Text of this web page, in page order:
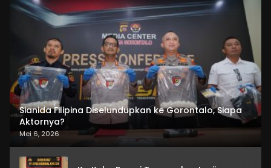
Sianida Filipina Diselundupkan ke Gorontalo, Siapa
Aktornya?
Mei 6, 2026